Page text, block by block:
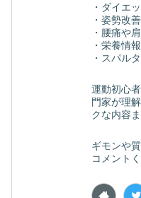
・ダイエ
・姿勢改善
・腰痛や
・栄養情
・スパル
運動初心
門家が理
クな内容
ギモンや
コメント